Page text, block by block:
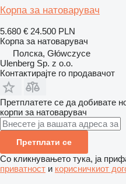
Корпа за натоварувач
5.680 € 24.500 PLN
Корпа за натоварувач
Полска, Główczyce
Ulenberg Sp. z o.o.
Контактирајте го продавачот
Претплатете се да добивате
корпи за натоварувач
Претплати се
Со кликнувањето тука, ја
приватност и корисничкиот